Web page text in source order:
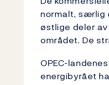
normalt, særlig
østlige deler
området. De
OPEC-
energibyrået